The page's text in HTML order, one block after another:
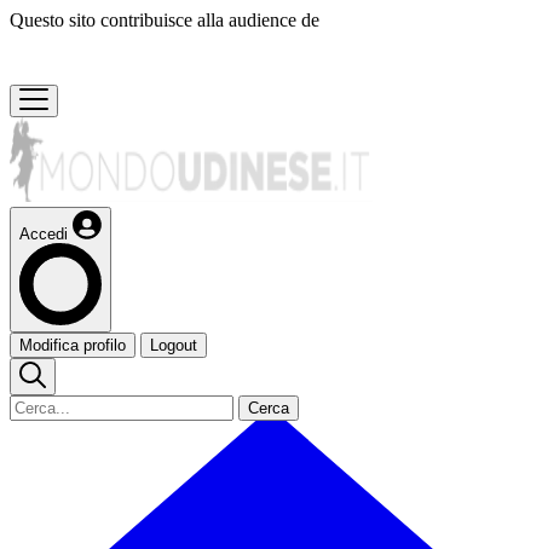
Questo sito contribuisce alla audience de
Accedi
Modifica profilo Logout
Cerca